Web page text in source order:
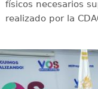
físicos necesarios
realizado por la